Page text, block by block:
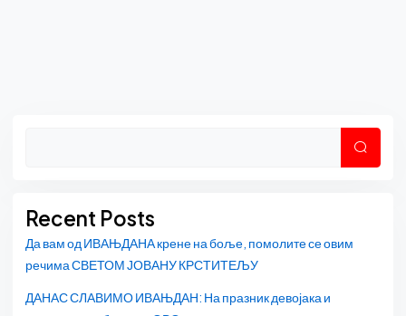
Recent Posts
Да вам од ИВАЊДАНА крене на боље, помолите се овим
речима СВЕТОМ ЈОВАНУ КРСТИТЕЉУ
ДАНАС СЛАВИМО ИВАЊДАН: На празник девојака и